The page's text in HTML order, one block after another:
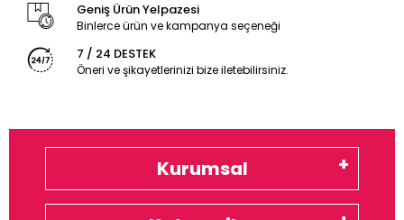
Geniş Ürün Yelpazesi
Binlerce ürün ve kampanya seçeneği
7 / 24 DESTEK
Öneri ve şikayetlerinizi bize iletebilirsiniz.
Kurumsal